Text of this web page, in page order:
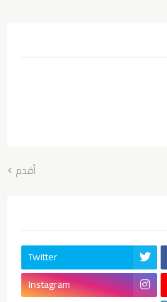
أقدم
Twitter
Instagram